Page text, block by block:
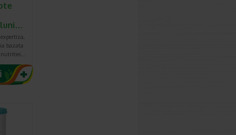
luni…
bazata
nutritiei…